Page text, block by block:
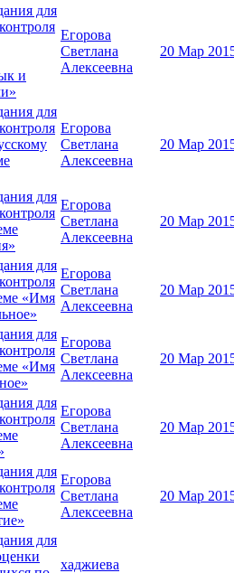
для
и
Егорова
Светлана
Алексеевна
20 Мар
для
Егорова
Светлана
Алексеевна
20 Мар
для
Егорова
Светлана
Алексеевна
20 Мар
для
«Имя
Егорова
Светлана
Алексеевна
20 Мар
для
«Имя
Егорова
Светлана
Алексеевна
20 Мар
для
Егорова
Светлана
Алексеевна
20 Мар
для
Егорова
Светлана
Алексеевна
20 Мар
для
хаджиева